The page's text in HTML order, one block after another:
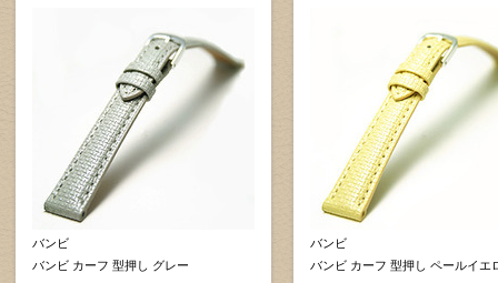
バンビ
バンビ カーフ 型押し グレー
バンビ
バンビ カーフ 型押し ペールイエ